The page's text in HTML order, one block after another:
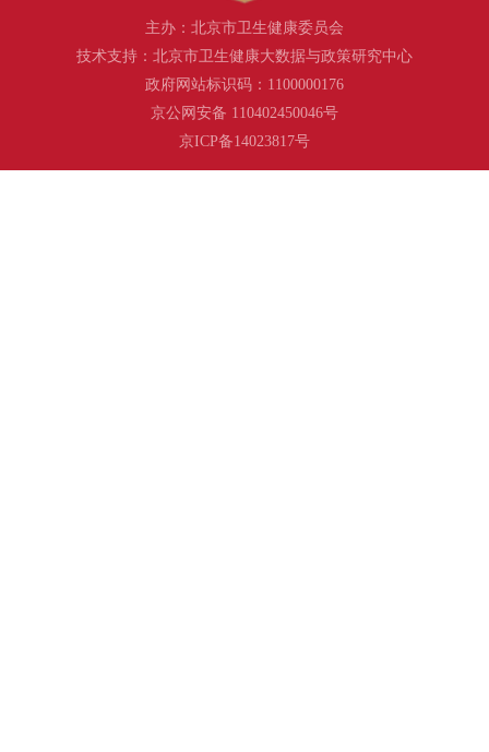
主办：北京市卫生健康委员会
技术支持：北京市卫生健康大数据与政策研究中心
政府网站标识码：1100000176
京公网安备 110402450046号
京ICP备14023817号